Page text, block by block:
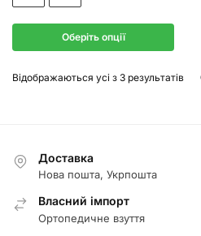
Оберіть опції
Відображаються усі з 3 результатів
Доставка
Нова пошта, Укрпошта
Власний імпорт
Ортопедичне взуття